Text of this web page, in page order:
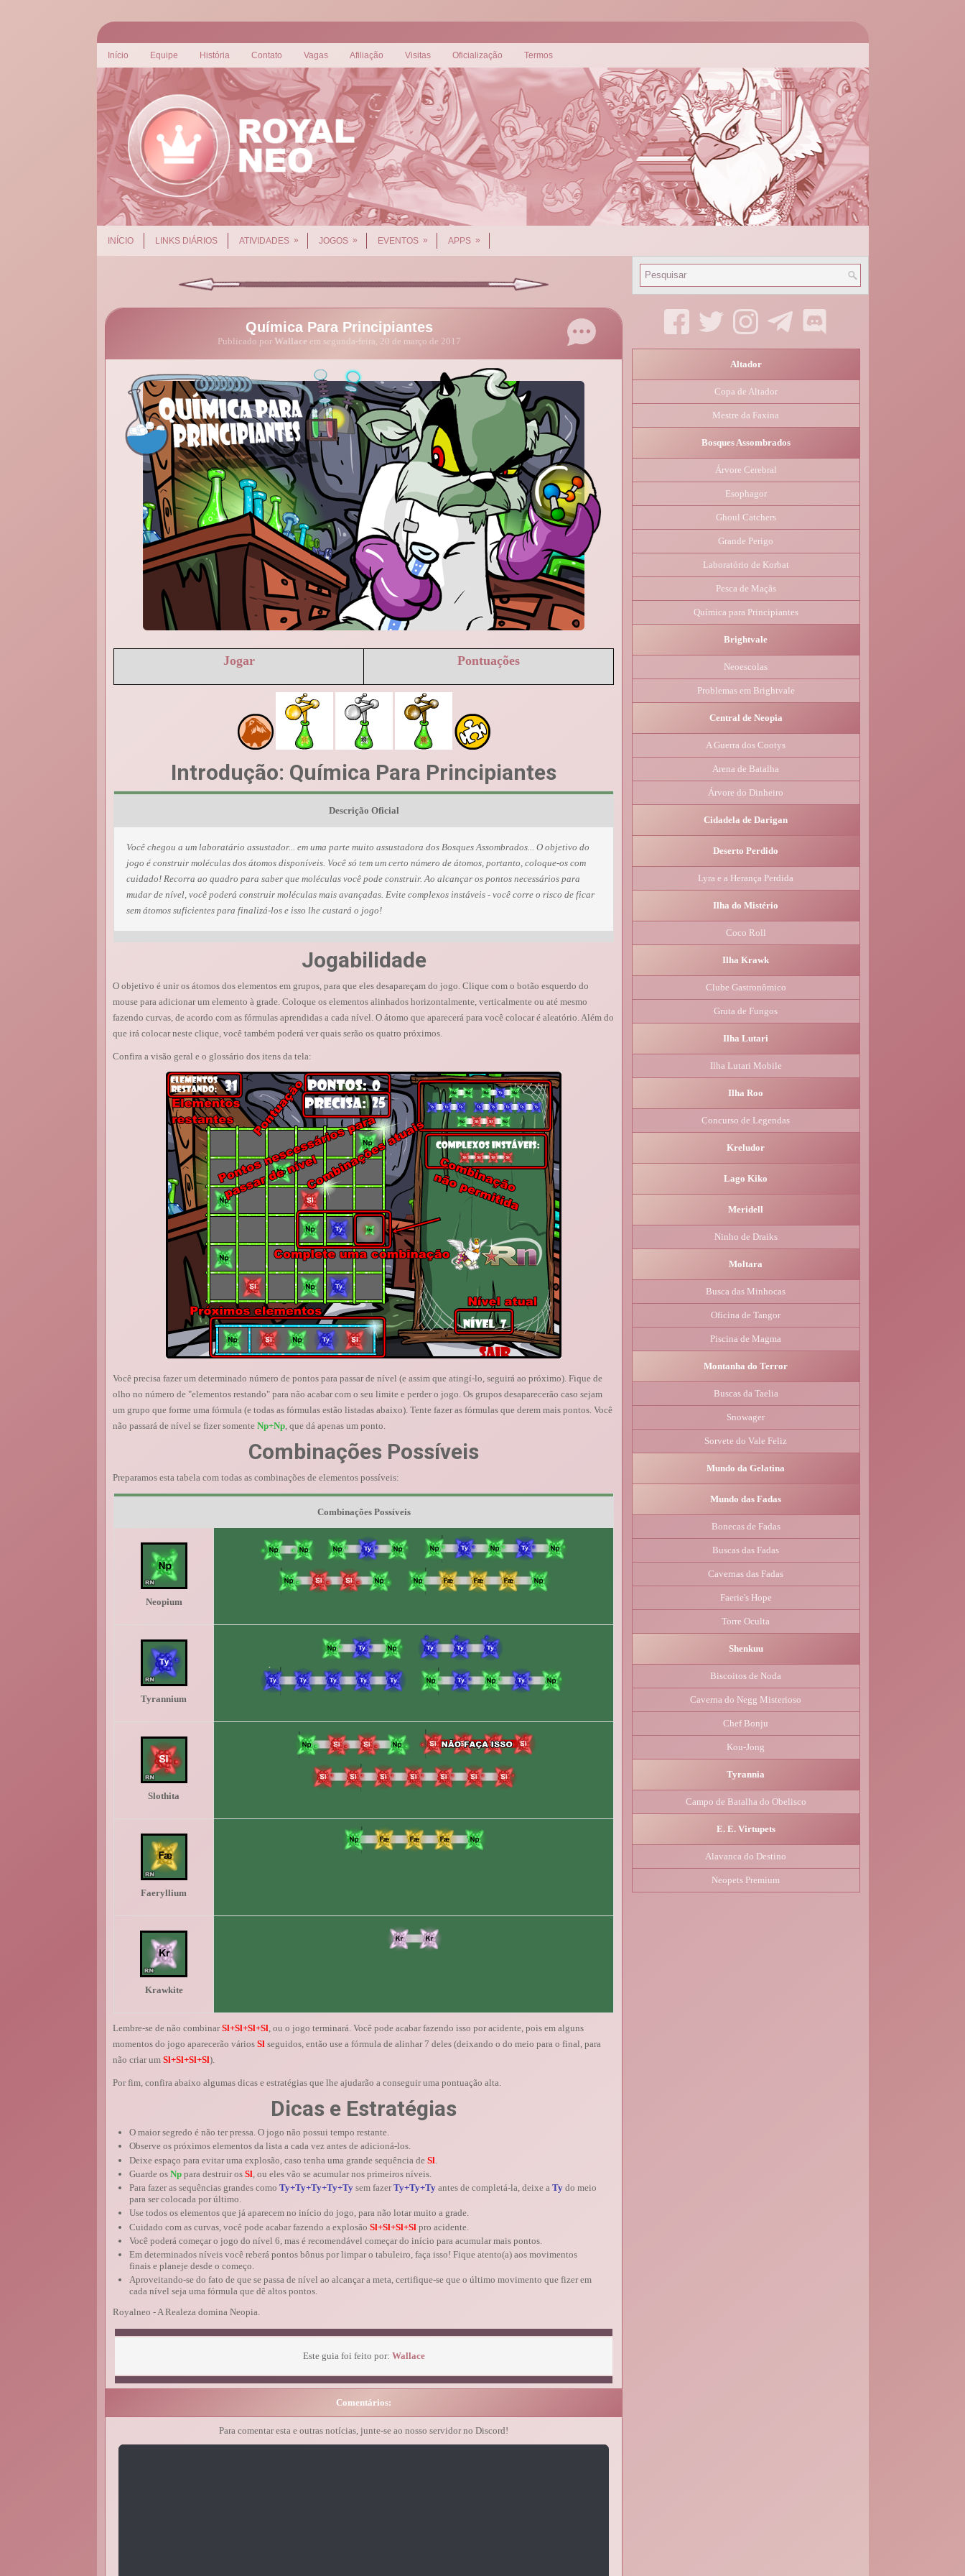
Início Equipe História Contato Vagas Afiliação Visitas Oficialização Termos
INÍCIO LINKS DIÁRIOS ATIVIDADES » JOGOS » EVENTOS » APPS »
Química Para Principiantes
Publicado por Wallace em segunda-feira, 20 de março de 2017
Jogar Pontuações
Introdução: Química Para Principiantes
Descrição Oficial
Você chegou a um laboratário assustador... em uma parte muito assustadora dos Bosques Assombrados... O objetivo do
jogo é construir moléculas dos átomos disponíveis. Você só tem um certo número de átomos, portanto, coloque-os com
cuidado! Recorra ao quadro para saber que moléculas você pode construir. Ao alcançar os pontos necessários para
mudar de nível, você poderá construir moléculas mais avançadas. Evite complexos instáveis - você corre o risco de ficar
sem átomos suficientes para finalizá-los e isso lhe custará o jogo!
Jogabilidade
O objetivo é unir os átomos dos elementos em grupos, para que eles desapareçam do jogo. Clique com o botão esquerdo do
mouse para adicionar um elemento à grade. Coloque os elementos alinhados horizontalmente, verticalmente ou até mesmo
fazendo curvas, de acordo com as fórmulas aprendidas a cada nível. O átomo que aparecerá para você colocar é aleatório. Além do
que irá colocar neste clique, você também poderá ver quais serão os quatro próximos.
Confira a visão geral e o glossário dos itens da tela:
Você precisa fazer um determinado número de pontos para passar de nível (e assim que atingí-lo, seguirá ao próximo). Fique de
olho no número de "elementos restando" para não acabar com o seu limite e perder o jogo. Os grupos desaparecerão caso sejam
um grupo que forme uma fórmula (e todas as fórmulas estão listadas abaixo). Tente fazer as fórmulas que derem mais pontos. Você
não passará de nível se fizer somente Np+Np, que dá apenas um ponto.
Combinações Possíveis
Preparamos esta tabela com todas as combinações de elementos possíveis:
Combinações Possíveis
Neopium
Tyrannium
Slothita
Faeryllium
Krawkite
Lembre-se de não combinarSl+Sl+Sl+Sl, ou o jogo terminará. Você pode acabar fazendo isso por acidente, pois em alguns
momentos do jogo aparecerão vários Sl seguidos, então use a fórmula de alinhar 7 deles (deixando o do meio para o final, para
não criar um Sl+Sl+Sl+Sl).
Por fim, confira abaixo algumas dicas e estratégias que lhe ajudarão a conseguir uma pontuação alta.
Dicas e Estratégias
O maior segredo é não ter pressa. O jogo não possui tempo restante.
Observe os próximos elementos da lista a cada vez antes de adicioná-los.
Deixe espaço para evitar uma explosão, caso tenha uma grande sequência de Sl
Guarde os Nppara destruir os Sl , ou eles vão se acumular nos primeiros níveis.
Para fazer as sequências grandes como Ty+Ty+Ty+Ty+Tysem fazerTy+Ty+Tyantes de completá-la, deixe a Tydo meio
para ser colocada por último.
Use todos os elementos que já aparecem no início do jogo, para não lotar muito a grade.
Cuidado com as curvas, você pode acabar fazendo a explosão Sl+Sl+Sl+Sl pro acidente.
Você poderá começar o jogo do nível 6, mas é recomendável começar do início para acumular mais pontos.
Em determinados níveis você reberá pontos bônus por limpar o tabuleiro, faça isso! Fique atento(a) aos movimentos
finais e planeje desde o começo.
Aproveitando-se do fato de que se passa de nível ao alcançar a meta, certifique-se que o último movimento que fizer em
cada nível seja uma fórmula que dê altos pontos.
Royalneo - A Realeza domina Neopia.
Este guia foi feito por: Wallace
Comentários:
Para comentar esta e outras notícias, junte-se ao nosso servidor no Discord!
Altador
Copa de Altador
Mestre da Faxina
Bosques Assombrados
Árvore Cerebral
Esophagor
Ghoul Catchers
Grande Perigo
Laboratório de Korbat
Pesca de Maçãs
Química para Principiantes
Brightvale
Neoescolas
Problemas em Brightvale
Central de Neopia
A Guerra dos Cootys
Arena de Batalha
Árvore do Dinheiro
Cidadela de Darigan
Deserto Perdido
Lyra e a Herança Perdida
Ilha do Mistério
Coco Roll
Ilha Krawk
Clube Gastronômico
Gruta de Fungos
Ilha Lutari
Ilha Lutari Mobile
Ilha Roo
Concurso de Legendas
Kreludor
Lago Kiko
Meridell
Ninho de Draiks
Moltara
Busca das Minhocas
Oficina de Tangor
Piscina de Magma
Montanha do Terror
Buscas da Taelia
Snowager
Sorvete do Vale Feliz
Mundo da Gelatina
Mundo das Fadas
Bonecas de Fadas
Buscas das Fadas
Cavernas das Fadas
Faerie's Hope
Torre Oculta
Shenkuu
Biscoitos de Noda
Caverna do Negg Misterioso
Chef Bonju
Kou-Jong
Tyrannia
Campo de Batalha do Obelisco
E. E. Virtupets
Alavanca do Destino
Neopets Premium